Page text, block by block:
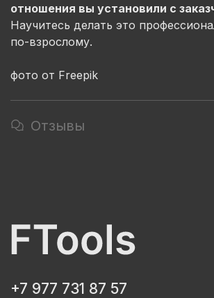
отношения вы установили с
Научитесь делать это
по-взрослому.
фото от Freepik
Отзывы
+7 977 731 87 57